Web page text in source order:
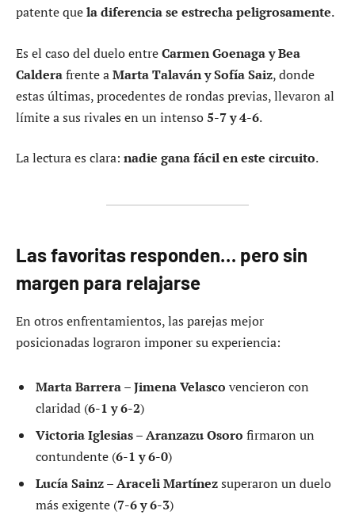
patente quela diferencia se estrecha peligrosamente.
Es el caso del duelo entreCarmen Goenaga y Bea
Calderafrente aMarta Talaván y Sofía Saiz, donde
estas últimas, procedentes de rondas previas, llevaron al
límite a sus rivales en un intenso5-7 y 4-6.
La lectura es clara: nadie gana fácil en este circuito.
Las favoritas responden… pero sin
margen para relajarse
En otros enfrentamientos, las parejas mejor
posicionadas lograron imponer su experiencia:
Marta Barrera – Jimena Velasco vencieron con
claridad (6-1 y 6-2)
Victoria Iglesias – Aranzazu Osoro firmaron un
contundente (6-1 y 6-0)
Lucía Sainz – Araceli Martínezsuperaron un duelo
más exigente (7-6 y 6-3)